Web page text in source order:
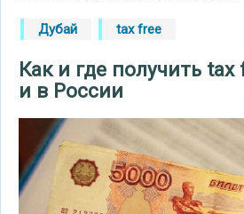
Дубай tax free
Как и где получить
и в России